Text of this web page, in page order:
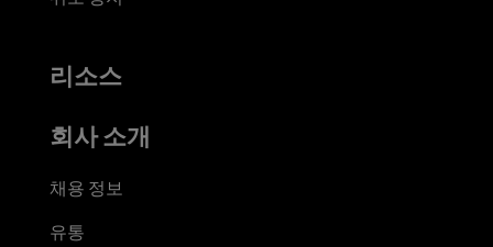
리소스
회사 소개
채용 정보
유통